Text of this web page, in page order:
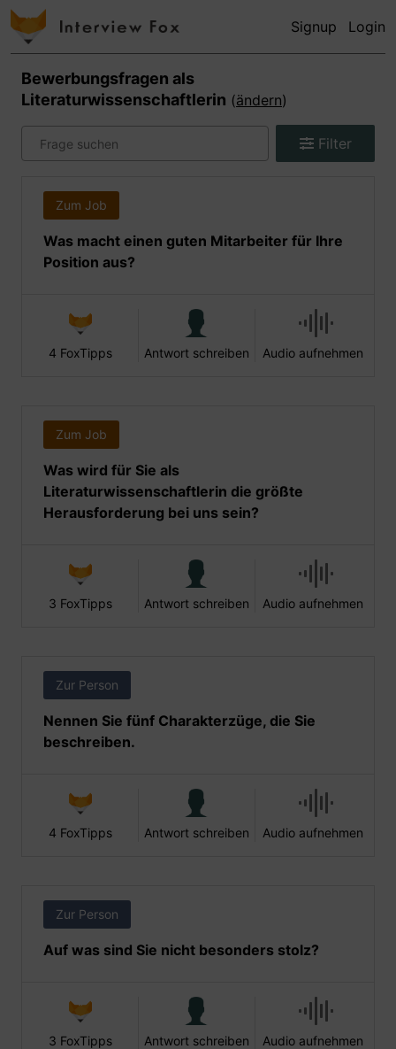
Signup Login
Bewerbungsfragen als
Literaturwissenschaftlerin (ändern)
Filter
Zum Job
Was macht einen guten Mitarbeiter für Ihre
Position aus?
4 FoxTipps Antwort schreiben Audio aufnehmen
Zum Job
Was wird für Sie als
Literaturwissenschaftlerin die größte
Herausforderung bei uns sein?
3 FoxTipps Antwort schreiben Audio aufnehmen
Zur Person
Nennen Sie fünf Charakterzüge, die Sie
beschreiben.
4 FoxTipps Antwort schreiben Audio aufnehmen
Zur Person
Auf was sind Sie nicht besonders stolz?
3 FoxTipps Antwort schreiben Audio aufnehmen